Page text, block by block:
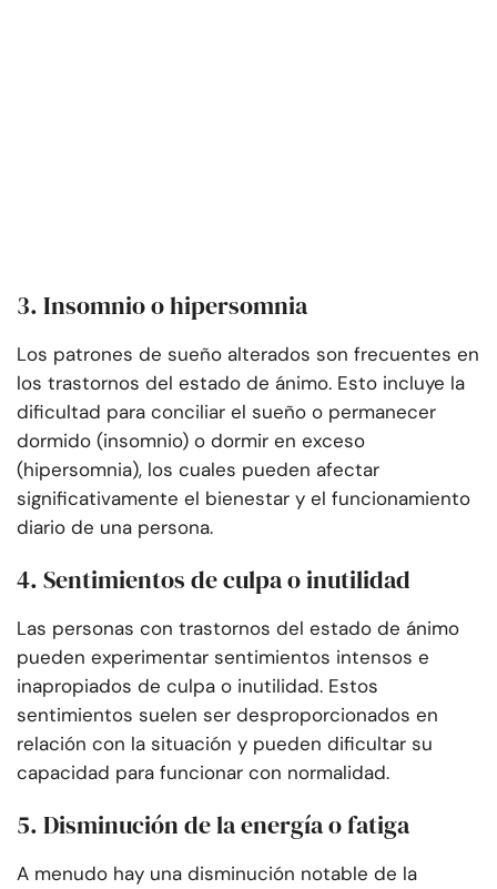
3. Insomnio o hipersomnia
Los patrones de sueño alterados son frecuentes en
los trastornos del estado de ánimo. Esto incluye la
dificultad para conciliar el sueño o permanecer
dormido (insomnio) o dormir en exceso
(hipersomnia), los cuales pueden afectar
significativamente el bienestar y el funcionamiento
diario de una persona.
4. Sentimientos de culpa o inutilidad
Las personas con trastornos del estado de ánimo
pueden experimentar sentimientos intensos e
inapropiados de culpa o inutilidad. Estos
sentimientos suelen ser desproporcionados en
relación con la situación y pueden dificultar su
capacidad para funcionar con normalidad.
5. Disminución de la energía o fatiga
A menudo hay una disminución notable de la